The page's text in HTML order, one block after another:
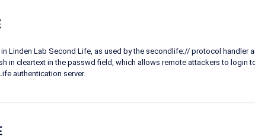
Linden Lab Second Life, as used by the secondlife:// protocol handler
in cleartext in the passwd field, which allows remote attackers to login
authentication server.